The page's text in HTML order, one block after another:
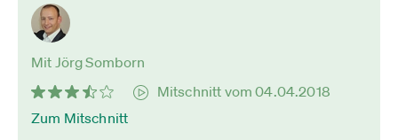
Mit Jörg Somborn
Mitschnitt vom 04.04.2018
Zum Mitschnitt